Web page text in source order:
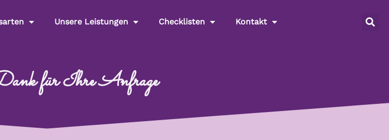
Unsere Leistungen Checklisten Kontakt
für Ihre Anfrage